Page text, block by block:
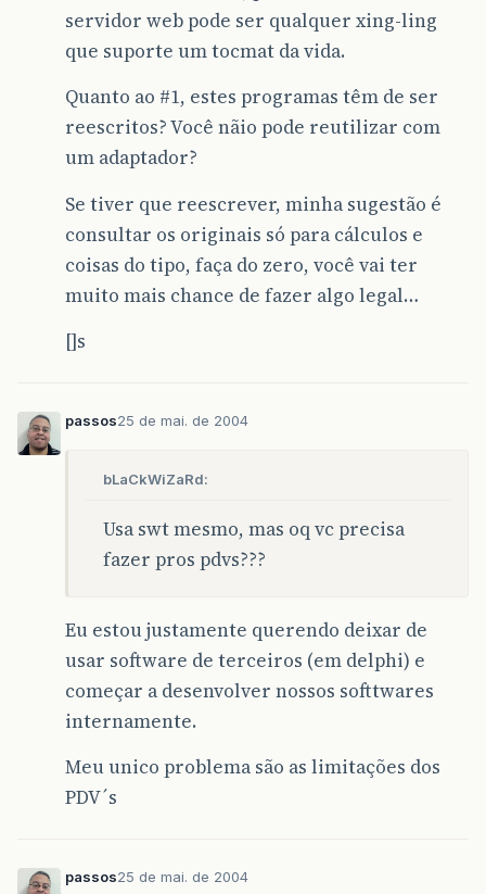
servidor web pode ser qualquer xing-ling
que suporte um tocmat da vida.
Quanto ao #1, estes programas têm de ser
reescritos? Você nãio pode reutilizar com
um adaptador?
Se tiver que reescrever, minha sugestão é
consultar os originais só para cálculos e
coisas do tipo, faça do zero, você vai ter
muito mais chance de fazer algo legal…
[]s
passos25 de mai. de 2004
bLaCkWiZaRd:
Usa swt mesmo, mas oq vc precisa
fazer pros pdvs???
Eu estou justamente querendo deixar de
usar software de terceiros (em delphi) e
começar a desenvolver nossos softtwares
internamente.
Meu unico problema são as limitações dos
PDV´s
passos25 de mai. de 2004